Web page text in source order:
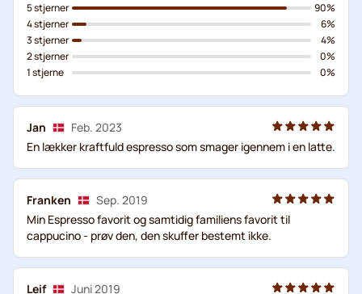
5 stjerner
4 stjerner
3 stjerner
2 stjerner
1 stjerne
90%
6%
4%
0%
0%
Jan
Feb. 2023
En lækker kraftfuld espresso som smager igennem i en latte.
Franken
Sep. 2019
Min Espresso favorit og samtidig familiens favorit til
cappucino - prøv den, den skuffer bestemt ikke.
Leif
Juni 2019